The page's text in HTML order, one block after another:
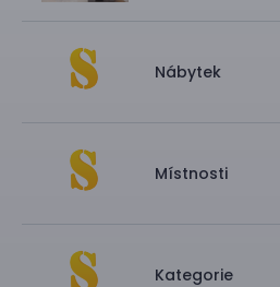
Nábytek
Místnosti
Kategorie